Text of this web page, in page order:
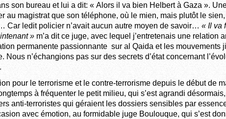
son bureau et lui a dit: « Alors il va bien Helbert à Gaza ».
au magistrat que son téléphone, où le mien, mais plutôt le
Car ledit policier n’avait aucun autre moyen de savoir… « Il va
» m’a dit ce juge, avec lequel j’entretenais une relation
permanente passionnante sur al Qaida et les mouvements
Nous n’échangions pas sur des secrets d’état concernant
pour le terrorisme et le contre-terrorisme depuis le début de
à fréquenter le petit milieu, qui s’est agrandi
anti-terroristes qui géraient les dossiers sensibles par
avec émotion, au formidable juge Boulouque, qui s’est